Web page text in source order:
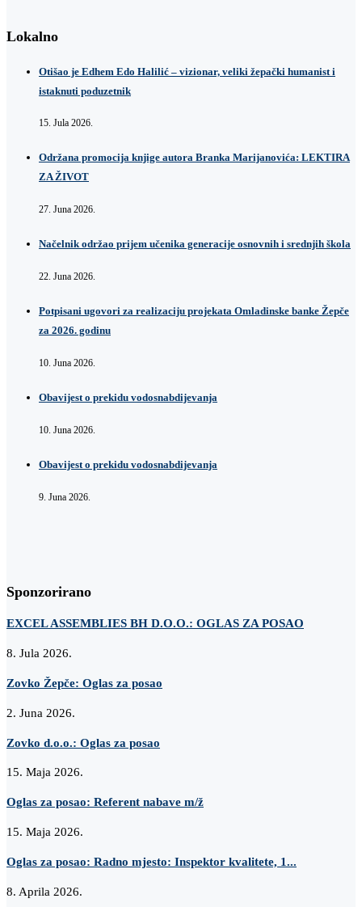
Lokalno
Otišao je Edhem Edo Halilić – vizionar, veliki žepački humanist i
istaknuti poduzetnik
15. Jula 2026.
Održana promocija knjige autora Branka Marijanovića: LEKTIRA
ZA ŽIVOT
27. Juna 2026.
Načelnik održao prijem učenika generacije osnovnih i srednjih škola
22. Juna 2026.
Potpisani ugovori za realizaciju projekata Omladinske banke Žepče
za 2026. godinu
10. Juna 2026.
Obavijest o prekidu vodosnabdijevanja
10. Juna 2026.
Obavijest o prekidu vodosnabdijevanja
9. Juna 2026.
Sponzorirano
EXCEL ASSEMBLIES BH D.O.O.: OGLAS ZA POSAO
8. Jula 2026.
Zovko Žepče: Oglas za posao
2. Juna 2026.
Zovko d.o.o.: Oglas za posao
15. Maja 2026.
Oglas za posao: Referent nabave m/ž
15. Maja 2026.
Oglas za posao: Radno mjesto: Inspektor kvalitete, 1...
8. Aprila 2026.